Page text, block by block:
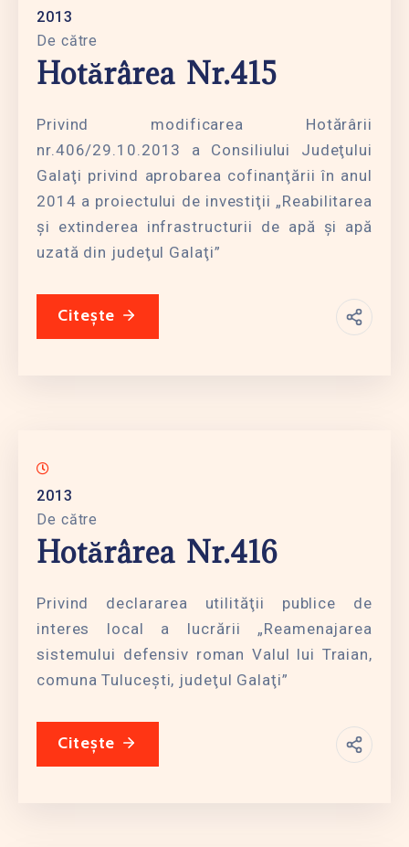
2013
De către
Hotărârea Nr.415
Privind modificarea Hotărârii
nr.406/29.10.2013 a Consiliului Judeţului
Galaţi privind aprobarea cofinanţării în anul
2014 a proiectului de investiţii „Reabilitarea
şi extinderea infrastructurii de apă şi apă
uzată din judeţul Galaţi”
Citește
2013
De către
Hotărârea Nr.416
Privind declararea utilităţii publice de
interes local a lucrării „Reamenajarea
sistemului defensiv roman Valul lui Traian,
comuna Tuluceşti, judeţul Galaţi”
Citește